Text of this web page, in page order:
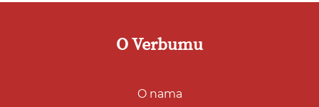
O Verbumu
O nama